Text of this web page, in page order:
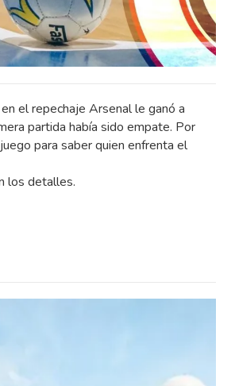
el repechaje Arsenal le ganó a
partida había sido empate. Por
para saber quien enfrenta el
los detalles.